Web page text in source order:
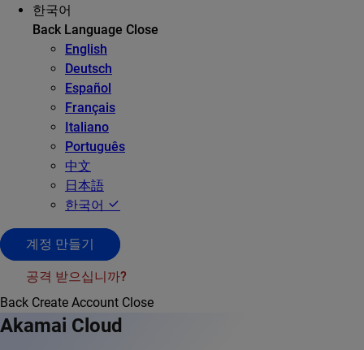
한국어
Back Language Close
English
Deutsch
Español
Français
Italiano
Português
中文
日本語
한국어
계정 만들기
공격 받으십니까?
Back Create Account Close
Akamai Cloud